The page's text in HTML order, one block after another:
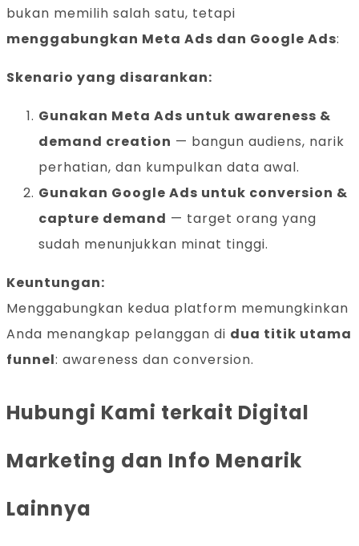
bukan memilih salah satu, tetapi
menggabungkan Meta Ads dan Google Ads:
Skenario yang disarankan:
Gunakan Meta Ads untuk awareness &
demand creation — bangun audiens, narik
perhatian, dan kumpulkan data awal.
Gunakan Google Ads untuk conversion &
capture demand — target orang yang
sudah menunjukkan minat tinggi.
Keuntungan:
Menggabungkan kedua platform memungkinkan
Anda menangkap pelanggan di dua titik utama
funnel: awareness dan conversion.
Hubungi Kami terkait Digital
Marketing dan Info Menarik
Lainnya